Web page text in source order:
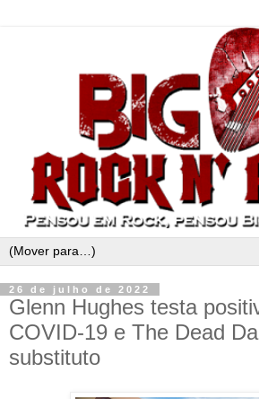
26 de julho de 2022
Glenn Hughes testa
COVID-19 e The Dead
substituto